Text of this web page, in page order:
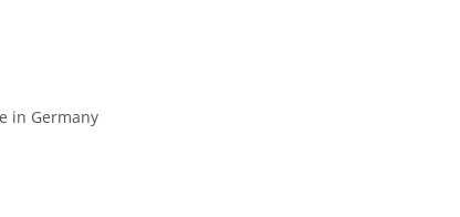
in Germany